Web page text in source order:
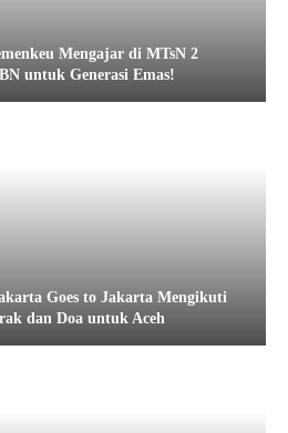
Mengajar di MTsN 2
untuk Generasi Emas!
Goes to Jakarta Mengikuti
dan Doa untuk Aceh